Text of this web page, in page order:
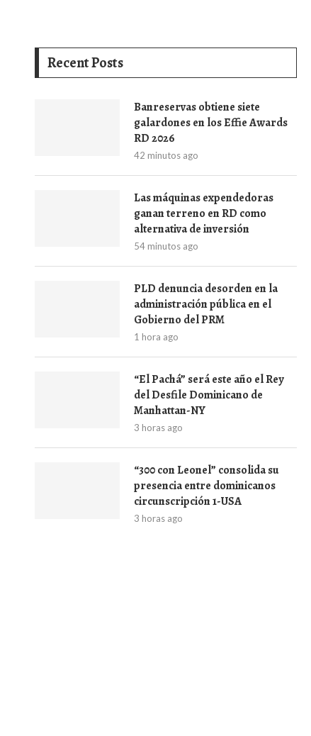
Recent Posts
Banreservas obtiene siete
galardones en los Effie Awards
RD 2026
42 minutos ago
Las máquinas expendedoras
ganan terreno en RD como
alternativa de inversión
54 minutos ago
PLD denuncia desorden en la
administración pública en el
Gobierno del PRM
1 hora ago
“El Pachá” será este año el Rey
del Desfile Dominicano de
Manhattan-NY
3 horas ago
“300 con Leonel” consolida su
presencia entre dominicanos
circunscripción 1-USA
3 horas ago